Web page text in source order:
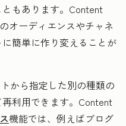
もあります。Content
オーディエンスやチャネ
簡単に作り変えることが
から指定した別の種類の
利用できます。Content
機能では、例えばブログ